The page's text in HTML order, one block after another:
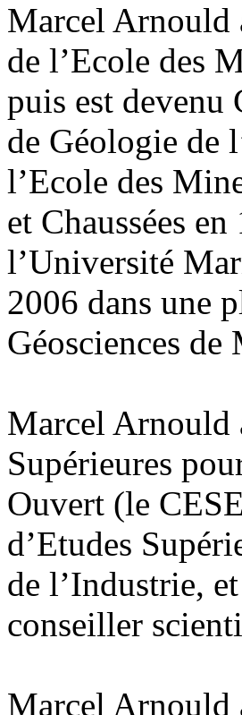
Marcel Arnould
de l’Ecole des
puis est devenu
de Géologie de
l’Ecole des
et Chaussées
l’Université
2006 dans une
Géosciences de
Marcel Arnould
Supérieures
Ouvert (le
d’Etudes
de l’Industrie,
conseiller
Marcel Arnould